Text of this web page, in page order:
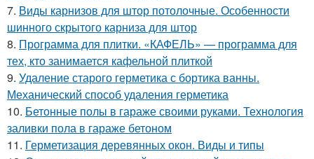
7. Виды карнизов для штор потолочные. Особенности
шинного скрытого карниза для штор
8. Программа для плитки. «КАФЕЛЬ» — программа для
тех, кто занимается кафельной плиткой
9. Удаление старого герметика с бортика ванны.
Механический способ удаления герметика
10. Бетонные полы в гараже своими руками. Технология
заливки пола в гараже бетоном
11. Герметизация деревянных окон. Виды и типы